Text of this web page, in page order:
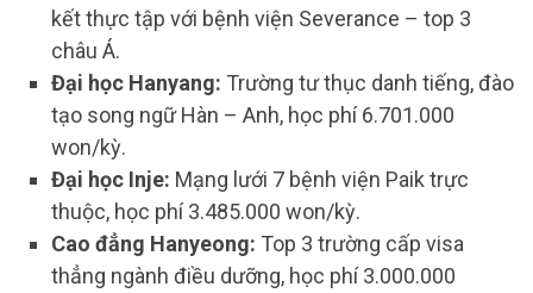
kết thực tập với bệnh viện Severance – top 3
châu Á.
Đại học Hanyang: Trường tư thục danh tiếng, đào
tạo song ngữ Hàn – Anh, học phí 6.701.000
won/kỳ.
Đại học Inje: Mạng lưới 7 bệnh viện Paik trực
thuộc, học phí 3.485.000 won/kỳ.
Cao đẳng Hanyeong: Top 3 trường cấp visa
thẳng ngành điều dưỡng, học phí 3.000.000